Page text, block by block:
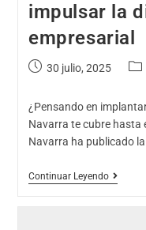
impulsar la
empresarial
30 julio, 2025
¿Pensando en
Navarra te cubre hasta
Navarra ha publicado
Continuar Leyendo